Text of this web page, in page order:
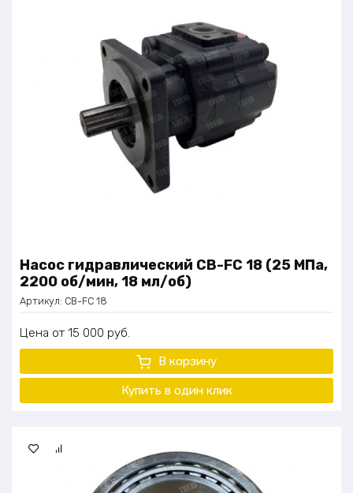
Насос гидравлический CB-FC 18 (25 МПа,
2200 об/мин, 18 мл/об)
Артикул: CB-FC 18
Цена 15 000 руб.
В корзину
Купить в один клик